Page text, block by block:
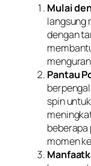
Mulai
langsung
dengan
Pantau
spin
momen